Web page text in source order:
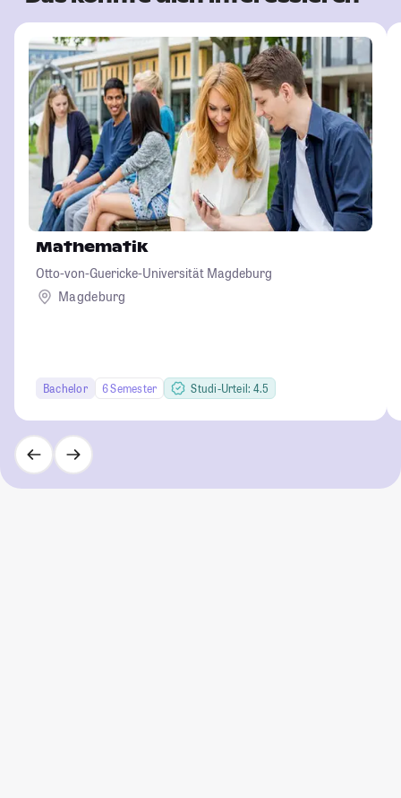
Mathematik
Otto-von-Guericke-Universität Magdeburg
Magdeburg
Bachelor 6 Semester Studi-Urteil: 4.5